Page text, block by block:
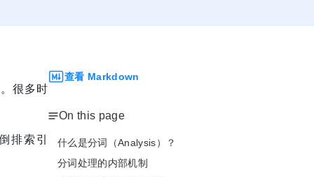
很多时
排索引
查看 Markdown
On this page
什么是分词（Analysis）？
分词处理的内部机制